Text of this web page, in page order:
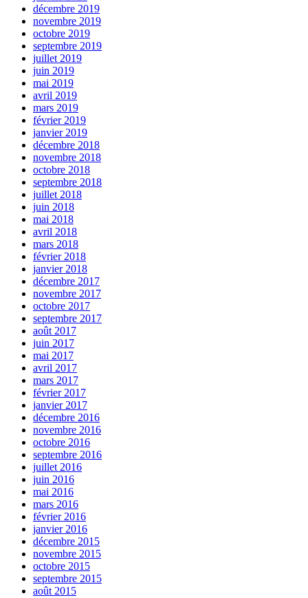
décembre 2019
novembre 2019
octobre 2019
septembre 2019
juillet 2019
juin 2019
mai 2019
avril 2019
mars 2019
février 2019
janvier 2019
décembre 2018
novembre 2018
octobre 2018
septembre 2018
juillet 2018
juin 2018
mai 2018
avril 2018
mars 2018
février 2018
janvier 2018
décembre 2017
novembre 2017
octobre 2017
septembre 2017
août 2017
juin 2017
mai 2017
avril 2017
mars 2017
février 2017
janvier 2017
décembre 2016
novembre 2016
octobre 2016
septembre 2016
juillet 2016
juin 2016
mai 2016
mars 2016
février 2016
janvier 2016
décembre 2015
novembre 2015
octobre 2015
septembre 2015
août 2015